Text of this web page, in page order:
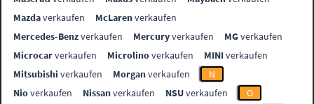
Mazdaverkaufen McLarenverkaufen
Mercedes-Benzverkaufen Mercuryverkaufen MGverkaufen
Microcarverkaufen Microlinoverkaufen MINIverkaufen
Mitsubishi verkaufen Morganverkaufen
N
Nioverkaufen Nissanverkaufen NSUverkaufen
O